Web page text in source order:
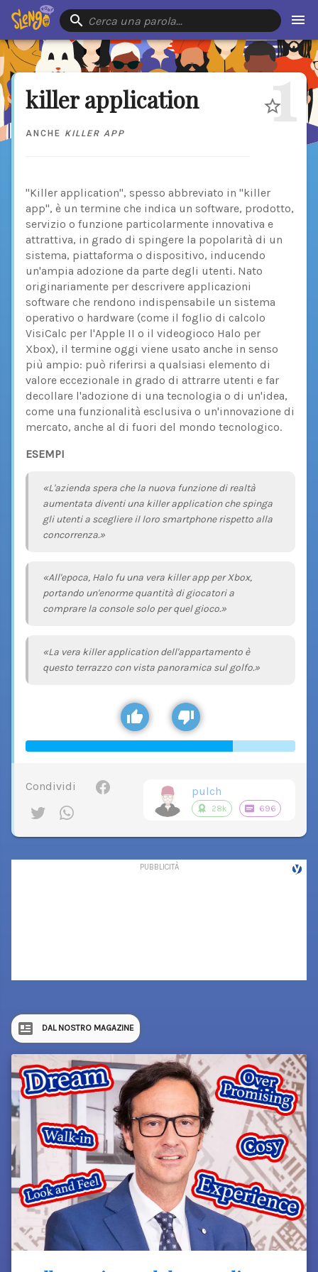
Cerca una parola…
killer application
ANCHE KILLER APP 1
"Killer application", spesso abbreviato in "killer
app", è un termine che indica un software, prodotto,
servizio o funzione particolarmente innovativa e
attrattiva, in grado di spingere la popolarità di un
sistema, piattaforma o dispositivo, inducendo
un'ampia adozione da parte degli utenti. Nato
originariamente per descrivere applicazioni
software che rendono indispensabile un sistema
operativo o hardware (come il foglio di calcolo
VisiCalc per l'Apple II o il videogioco Halo per
Xbox), il termine oggi viene usato anche in senso
più ampio: può riferirsi a qualsiasi elemento di
valore eccezionale in grado di attrarre utenti e far
decollare l'adozione di una tecnologia o di un'idea,
come una funzionalità esclusiva o un'innovazione di
mercato, anche al di fuori del mondo tecnologico.
ESEMPI
«L'azienda spera che la nuova funzione di realtà
aumentata diventi una killer application che spinga
gli utenti a scegliere il loro smartphone rispetto alla
concorrenza.»
«All'epoca, Halo fu una vera killer app per Xbox,
portando un'enorme quantità di giocatori a
comprare la console solo per quel gioco.»
«La vera killer application dell'appartamento è
questo terrazzo con vista panoramica sul golfo.»
Condividi pulch
28k 696
DAL NOSTRO MAGAZINE